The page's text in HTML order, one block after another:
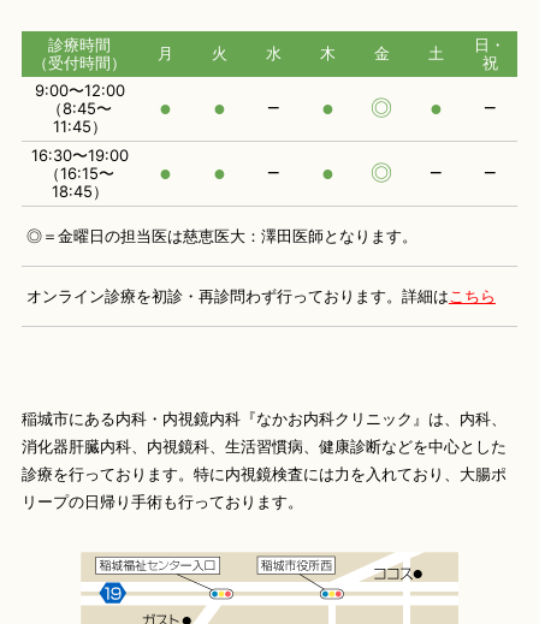
診療時間
（受付時間）
月 火 水 木 金 土
日・
祝
9:00〜12:00
（8:45〜
11:45）
● ● − ● ◎ ● −
16:30〜19:00
（16:15〜
18:45）
● ● − ● ◎ − −
◎＝金曜日の担当医は慈恵医大：澤田医師となります。
オンライン診療を初診・再診問わず行っております。 詳細は こちら
稲城市にある内科・内視鏡内科『なかお内科クリニック』は、内科、
消化器肝臓内科、内視鏡科、生活習慣病、健康診断などを中心とした
診療を行っております。特に内視鏡検査には力を入れており、大腸ポ
リープの日帰り手術も行っております。